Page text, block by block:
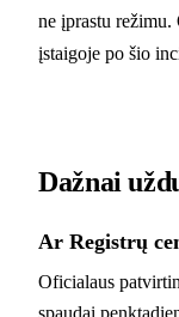
ne įprastu režimu.
įstaigoje po šio
Dažnai
Ar Registrų
Oficialaus